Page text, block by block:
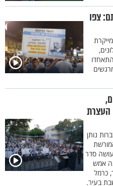
צפו
העצרת
נותן
סדר
אמש
כרמל
בעיר.